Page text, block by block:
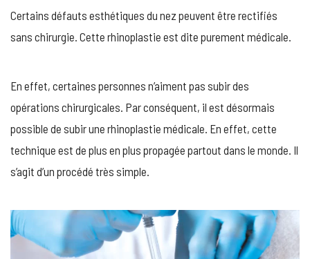
Certains défauts esthétiques du nez peuvent être rectifiés
sans chirurgie. Cette rhinoplastie est dite purement médicale.
En effet, certaines personnes n’aiment pas subir des
opérations chirurgicales. Par conséquent, il est désormais
possible de subir une rhinoplastie médicale. En effet, cette
technique est de plus en plus propagée partout dans le monde. Il
s’agit d’un procédé très simple.